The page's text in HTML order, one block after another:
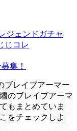
ジェンドガチャ
じコレ
集！
ブレイブアーマー
のブレイブアーマ
もまとめていま
をチェックしよ